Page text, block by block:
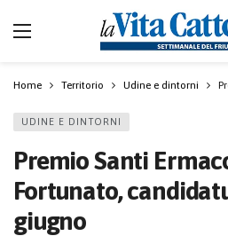
Home Territorio Udine e dintorni
UDINE E DINTORNI
Premio Santi
Fortunato,
giugno